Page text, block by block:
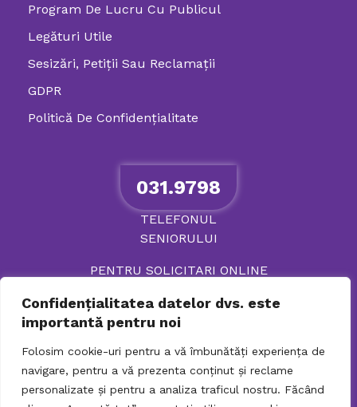
Confidențialitatea datelor dvs. este
importantă pentru noi
Folosim cookie-uri pentru a vă îmbunătăți experiența de
navigare, pentru a vă prezenta conținut și reclame
personalizate și pentru a analiza traficul nostru. Făcând
Program De Lucru Cu Publicul
Legături Utile
Sesizări, Petiţii Sau Reclamații
GDPR
Politică De Confidenţialitate
031.9798
TELEFONUL
SENIORULUI
PENTRU SOLICITARI ONLINE